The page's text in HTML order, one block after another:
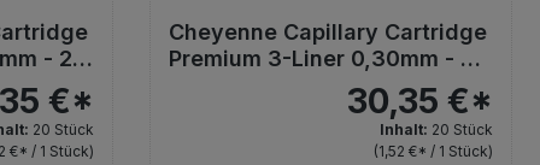
- 20
€*
20 Stück
€* / 1 Stück)
Cheyenne Capillary Cartridge
Premium 3-Liner 0,30mm - 20
30,35 €*
Inhalt: 20 Stück
(1,52 €* / 1 Stück)